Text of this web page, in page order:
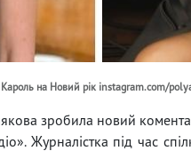
Кароль на Новий рік instagram.com/
зробила новий
Журналістка під час